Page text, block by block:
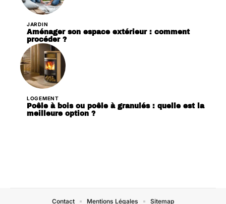
JARDIN
Aménager son espace extérieur : comment
procéder ?
LOGEMENT
Poêle à bois ou poêle à granulés : quelle est la
meilleure option ?
Contact Mentions Légales Sitemap